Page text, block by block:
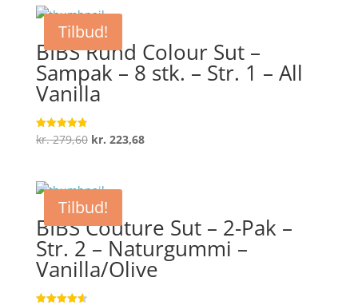
Tilbud!
BIBS Rund Colour Sut –
Sampak – 8 stk. – Str. 1 – All
Vanilla
Vurderet
4.8
kr.279,60 Den
var:
kr. 279,60.
kr. 223,68Den
Tilbud!
BIBS Couture Sut – 2-Pak –
Str. 2 – Naturgummi –
Vanilla/Olive